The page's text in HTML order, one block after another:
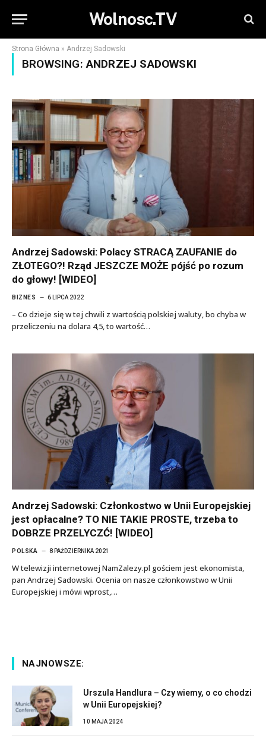
Wolnosc.TV
Strona Główna » Andrzej Sadowski
BROWSING:ANDRZEJ SADOWSKI
Andrzej Sadowski: Polacy STRACĄ ZAUFANIE do
ZŁOTEGO?! Rząd JESZCZE MOŻE pójść po rozum
do głowy! [WIDEO]
BIZNES 6 LIPCA 2022
– Co dzieje się w tej chwili z wartością polskiej waluty, bo chyba w
przeliczeniu na dolara 4,5, to wartość…
Andrzej Sadowski: Członkostwo w Unii Europejskiej
jest opłacalne? TO NIE TAKIE PROSTE, trzeba to
DOBRZE PRZELYCZĆ! [WIDEO]
POLSKA 8 PAŹDZIERNIKA 2021
W telewizji internetowej NamZalezy.pl gościem jest ekonomista,
pan Andrzej Sadowski. Ocenia on nasze członkowstwo w Unii
Europejskiej i mówi wprost,…
NAJNOWSZE:
Urszula Handlura – Czy wiemy, o co chodzi
w Unii Europejskiej?
10 MAJA 2024